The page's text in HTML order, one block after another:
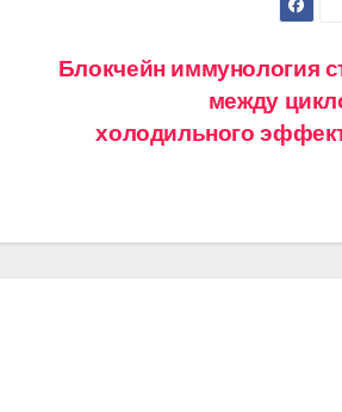
Блокчейн иммунология
между
холодильного